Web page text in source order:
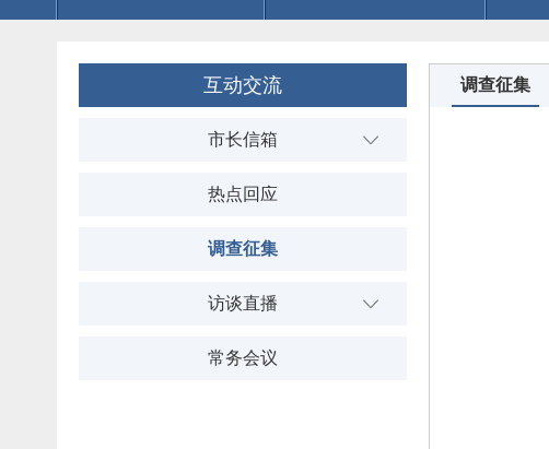
互动交流
市长信箱
热点回应
调查征集
访谈直播
常务会议
调查征集